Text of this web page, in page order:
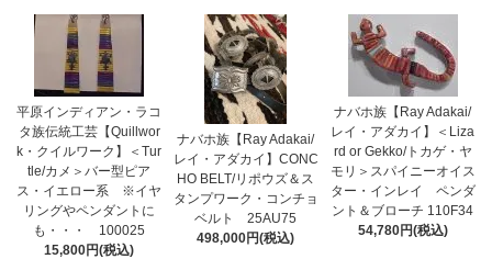
平原インディアン・ラコ
タ族伝統工芸【Quillwor
k・クイルワーク】＜Tur
tle/カメ＞バー型ピア
ス・イエロー系 ※イヤ
リングやペンダントに
も・・・ 100025
15,800円(税込)
ナバホ族【Ray Adakai/
レイ・アダカイ】CONC
HO BELT/リポウズ＆ス
タンプワーク・コンチョ
ベルト 25AU75
498,000円(税込)
ナバホ族【Ray Adakai/
レイ・アダカイ】＜Liza
rd or Gekko/トカゲ・ヤ
モリ＞スパイニーオイス
ター・インレイ ペンダ
ント＆ブローチ 110F34
54,780円(税込)